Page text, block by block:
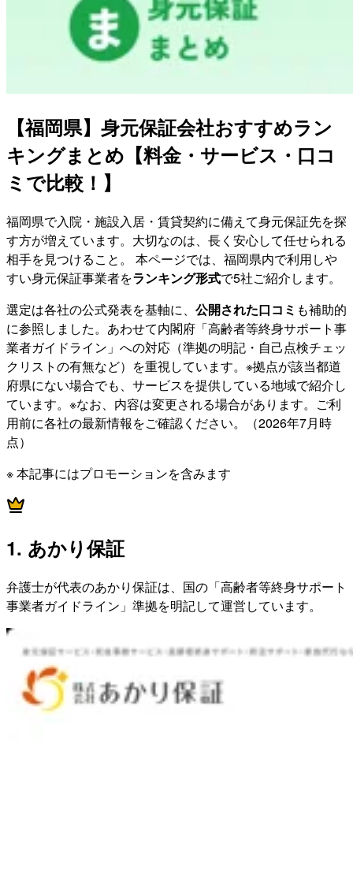
【福岡県】身元保証会社おすすめラン
キングまとめ【料金・サービス・口コ
ミで比較！】
福岡県で入院・施設入居・賃貸契約に備えて身元保証先を探
す方が増えています。大切なのは、長く安心して任せられる
相手を見つけること。 本ページでは、福岡県内で利用しや
すい身元保証事業者をランキング形式で5社ご紹介します。
選定は各社の公式発表を基軸に、 公開された口コミ も補助的
に参照しました。あわせて内閣府「高齢者等終身サポート事
業者ガイドライン」への対応（準拠の明記・自己点検チェッ
クリストの有無など）を重視しています。※拠点が該当都道
府県にない場合でも、サービスを提供している地域で紹介し
ています。※なお、内容は変更される場合があります。ご利
用前に各社の最新情報をご確認ください。（2026年7月時
点）
※ 本記事にはプロモーションを含みます
1. あかり保証
弁護士が代表のあかり保証は、国の「高齢者等終身サポート
事業者ガイドライン」準拠を明記して運営しています。